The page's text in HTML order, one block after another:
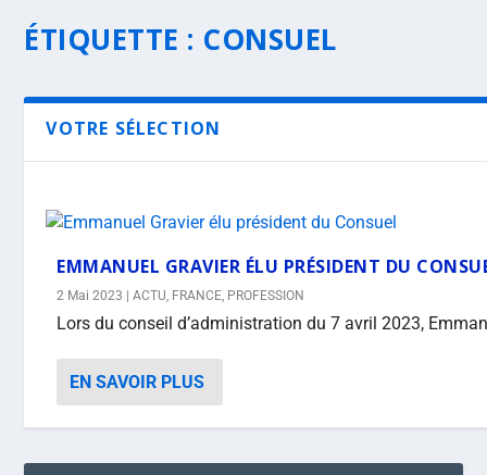
ÉTIQUETTE : CONSUEL
VOTRE SÉLECTION
EMMANUEL GRAVIER ÉLU PRÉSIDENT DU
2 Mai 2023 |ACTU, FRANCE, PROFESSION
Lors du conseil d’administration du 7 avril 2023,
EN SAVOIR PLUS